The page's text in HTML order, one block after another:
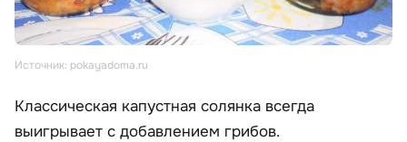
Источник: pokayadoma.ru
Классическая капустная солянка всегда
выигрывает с добавлением грибов.